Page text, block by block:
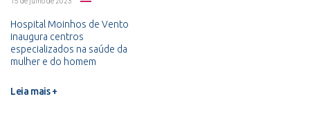
Hospital Moinhos de Vento
inaugura centros
especializados na saúde da
mulher e do homem
Leia mais +